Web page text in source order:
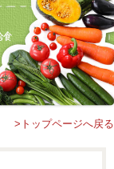
>トップページへ戻る